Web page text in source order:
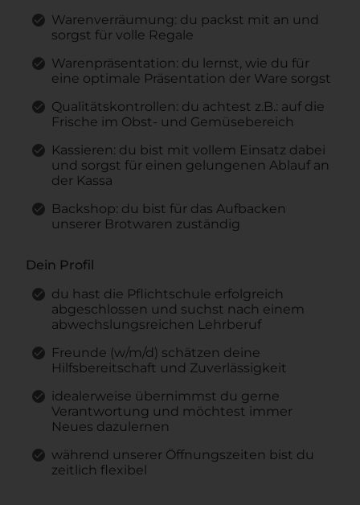
Warenverräumung: du packst mit an und
sorgst für volle Regale
Warenpräsentation: du lernst, wie du für
eine optimale Präsentation der Ware sorgst
Qualitätskontrollen: du achtest z.B.: auf die
Frische im Obst- und Gemüsebereich
Kassieren: du bist mit vollem Einsatz dabei
und sorgst für einen gelungenen Ablauf an
der Kassa
Backshop: du bist für das Aufbacken
unserer Brotwaren zuständig
Dein Profil
du hast die Pflichtschule erfolgreich
abgeschlossen und suchst nach einem
abwechslungsreichen Lehrberuf
Freunde (w/m/d) schätzen deine
Hilfsbereitschaft und Zuverlässigkeit
idealerweise übernimmst du gerne
Verantwortung und möchtest immer
Neues dazulernen
während unserer Öffnungszeiten bist du
zeitlich flexibel